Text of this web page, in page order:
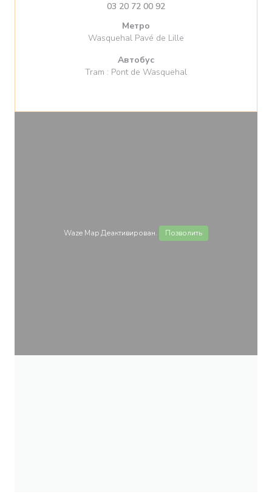
03 20 72 00 92
Метро
Wasquehal Pavé de Lille
Автобус
Tram : Pont de Wasquehal
Waze Map Деактивирован. Позволить